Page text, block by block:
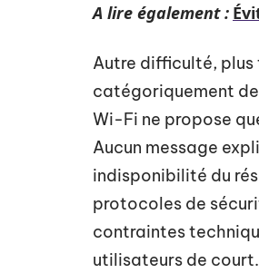
A lire également :
Autre difficulté, plus
catégoriquement
Wi-Fi ne propose
Aucun message
indisponibilité du
protocoles de
contraintes
utilisateurs de court.